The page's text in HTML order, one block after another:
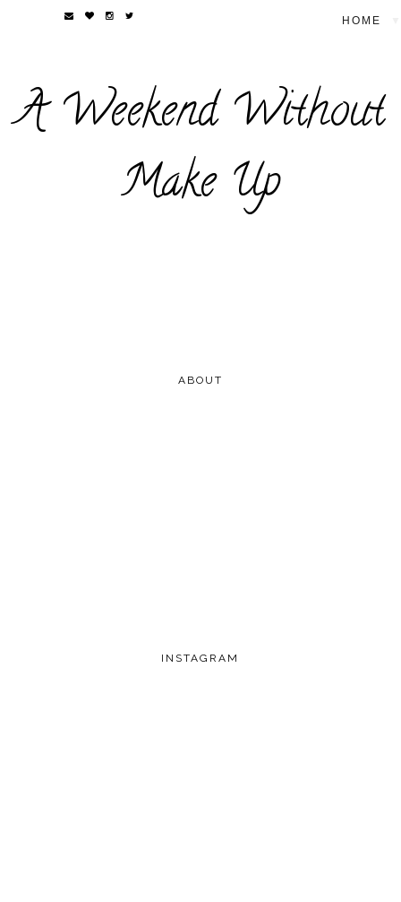
A Weekend Without
Make Up
ABOUT
INSTAGRAM